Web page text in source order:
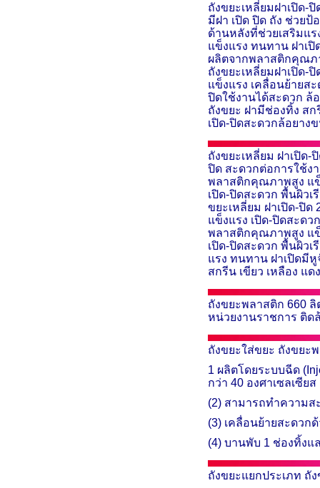
ถังขยะเหลี่ยมฝาเปิด-
มีฝา เปิด ปิด ถัง ช่วย
ด้านหลังที่ช่วยเสริมแร
แข็งแรง ทนทาน ฝาเ
ผลิตจากพลาสติกคุณภ
ถังขยะเหลี่ยมฝาเปิด-
แข็งแรง เคลื่อนย้ายส
ปิดใช้งานได้สะดวก ล้
ถังขยะ ฝามีช่องทิ้ง สก
เปิด-ปิดสะดวกล้อยาง
ถังขยะเหลี่ยม ฝาเปิด-
ปิด สะดวกต่อการใช้ง
พลาสติกคุณภาพสูง แ
เปิด-ปิดสะดวก พื้นผิว
ขยะเหลี่ยม ฝาเปิด-ปิ
แข็งแรง เปิด-ปิดสะด
พลาสติกคุณภาพสูง แข็
เปิด-ปิดสะดวก พื้นผิว
แรง ทนทาน ฝาเปิดมี
สกรีน เขียว เหลือง แด
ถังขยะพลาสติก 660ลิ
หน่วยงานราชการ ติด
ถังขยะใส่ขยะ ถังขย
1 ผลิตโดยระบบฉีด (
กว่า 40 องศาเซลเซีย
(2) สามารถทำความส
(3) เคลื่อนย้ายสะดวก
(4) บานพับ 1 ช่องทิ้งแ
ถังขยะแยกประเภท ถั